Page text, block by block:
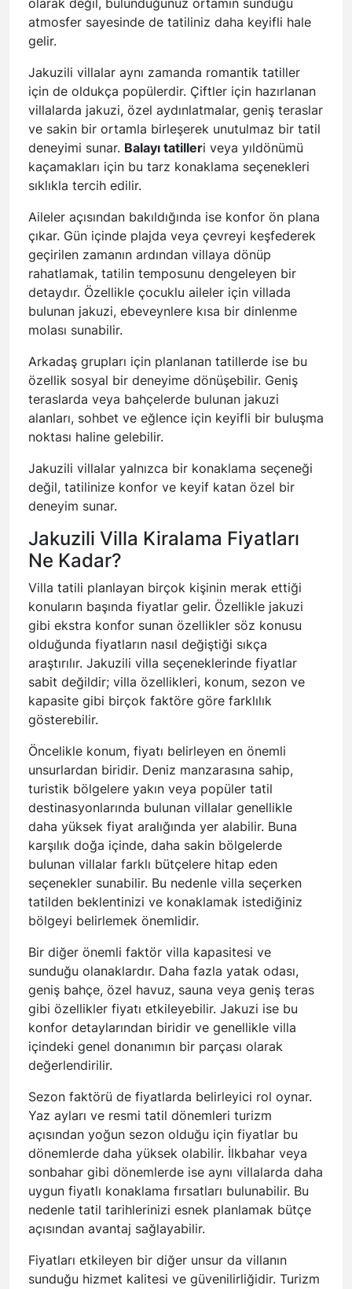
olarak değil, bulunduğunuz ortamın sunduğu
atmosfer sayesinde de tatiliniz daha keyifli hale
gelir.
Jakuzili villalar aynı zamanda romantik tatiller
için de oldukça popülerdir. Çiftler için hazırlanan
villalarda jakuzi, özel aydınlatmalar, geniş teraslar
ve sakin bir ortamla birleşerek unutulmaz bir tatil
deneyimi sunar. Balayı tatilleri veya yıldönümü
kaçamakları için bu tarz konaklama seçenekleri
sıklıkla tercih edilir.
Aileler açısından bakıldığında ise konfor ön plana
çıkar. Gün içinde plajda veya çevreyi keşfederek
geçirilen zamanın ardından villaya dönüp
rahatlamak, tatilin temposunu dengeleyen bir
detaydır. Özellikle çocuklu aileler için villada
bulunan jakuzi, ebeveynlere kısa bir dinlenme
molası sunabilir.
Arkadaş grupları için planlanan tatillerde ise bu
özellik sosyal bir deneyime dönüşebilir. Geniş
teraslarda veya bahçelerde bulunan jakuzi
alanları, sohbet ve eğlence için keyifli bir buluşma
noktası haline gelebilir.
Jakuzili villalar yalnızca bir konaklama seçeneği
değil, tatilinize konfor ve keyif katan özel bir
deneyim sunar.
Jakuzili Villa Kiralama Fiyatları
Ne Kadar?
Villa tatili planlayan birçok kişinin merak ettiği
konuların başında fiyatlar gelir. Özellikle jakuzi
gibi ekstra konfor sunan özellikler söz konusu
olduğunda fiyatların nasıl değiştiği sıkça
araştırılır. Jakuzili villa seçeneklerinde fiyatlar
sabit değildir; villa özellikleri, konum, sezon ve
kapasite gibi birçok faktöre göre farklılık
gösterebilir.
Öncelikle konum, fiyatı belirleyen en önemli
unsurlardan biridir. Deniz manzarasına sahip,
turistik bölgelere yakın veya popüler tatil
destinasyonlarında bulunan villalar genellikle
daha yüksek fiyat aralığında yer alabilir. Buna
karşılık doğa içinde, daha sakin bölgelerde
bulunan villalar farklı bütçelere hitap eden
seçenekler sunabilir. Bu nedenle villa seçerken
tatilden beklentinizi ve konaklamak istediğiniz
bölgeyi belirlemek önemlidir.
Bir diğer önemli faktör villa kapasitesi ve
sunduğu olanaklardır. Daha fazla yatak odası,
geniş bahçe, özel havuz, sauna veya geniş teras
gibi özellikler fiyatı etkileyebilir. Jakuzi ise bu
konfor detaylarından biridir ve genellikle villa
içindeki genel donanımın bir parçası olarak
değerlendirilir.
Sezon faktörü de fiyatlarda belirleyici rol oynar.
Yaz ayları ve resmi tatil dönemleri turizm
açısından yoğun sezon olduğu için fiyatlar bu
dönemlerde daha yüksek olabilir. İlkbahar veya
sonbahar gibi dönemlerde ise aynı villalarda daha
uygun fiyatlı konaklama fırsatları bulunabilir. Bu
nedenle tatil tarihlerinizi esnek planlamak bütçe
açısından avantaj sağlayabilir.
Fiyatları etkileyen bir diğer unsur da villanın
sunduğu hizmet kalitesi ve güvenilirliğidir. Turizm